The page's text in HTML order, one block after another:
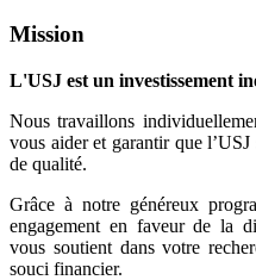
Mission
L'USJ est un investissement
Nous travaillons
vous aider et garantir que
de qualité.
Grâce à notre généreux
engagement en faveur de la
vous soutient dans votre
souci financier.